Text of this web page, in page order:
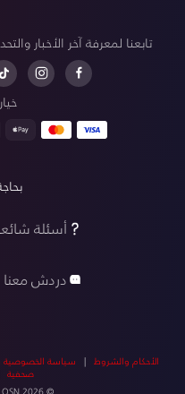
تابعنا لمعرفة آخر الأخبار
أسئلة
دردش معنا
الأحكام والشروط | سياسة الخصوصية
صحفية